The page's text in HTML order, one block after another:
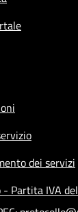
dei servizi
- Partita IVA